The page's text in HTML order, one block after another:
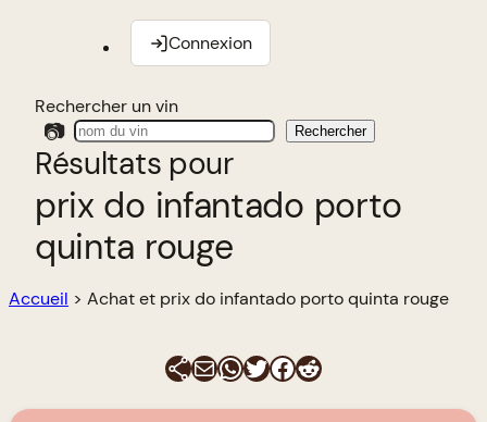
Connexion
Rechercher un vin
📷 Rechercher
Résultats pour
prix do infantado porto
quinta rouge
Accueil > Achat et prix do infantado porto quinta rouge
E-mailWhatsApp
Twitter
Facebook
Reddit